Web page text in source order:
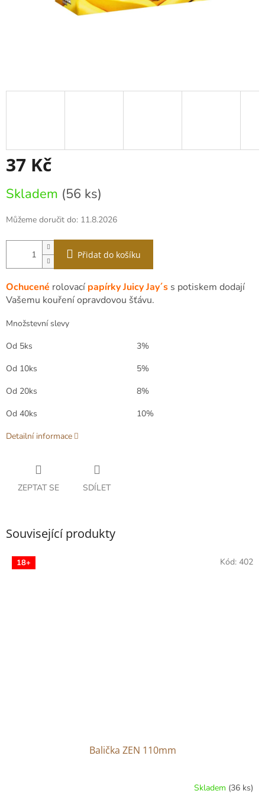
37 Kč
cena:
Skladem (56 ks)
Můžeme doručit do: 11.8.2026
Přidat do košíku
Ochucené rolovací papírky Juicy Jay´s s potiskem dodají
Vašemu kouření opravdovou šťávu.
Množstevní slevy
Od 5ks
3%
Od 10ks
5%
Od 20ks
8%
Od 40ks
10%
Detailní informace
ZEPTAT SE SDÍLET
Související produkty
18+
Balička ZEN 110mm
Skladem (36 ks)
Kód: 402